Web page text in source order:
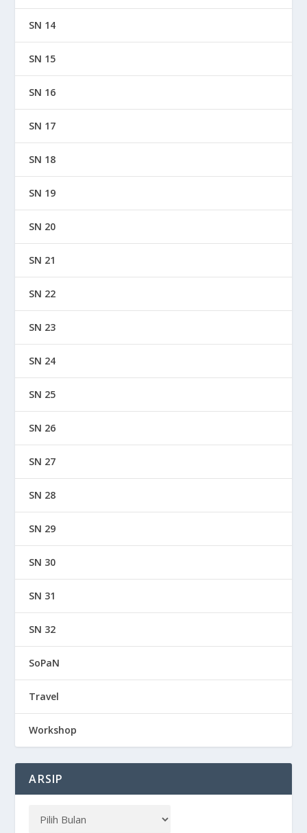
SN 14
SN 15
SN 16
SN 17
SN 18
SN 19
SN 20
SN 21
SN 22
SN 23
SN 24
SN 25
SN 26
SN 27
SN 28
SN 29
SN 30
SN 31
SN 32
SoPaN
Travel
Workshop
ARSIP